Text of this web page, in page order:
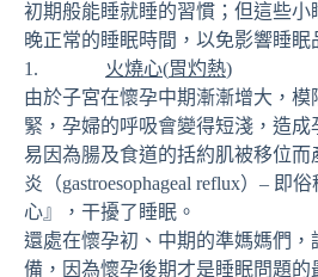
初期般能睡就睡的習慣；但這些小
晚正常的睡眠時間，以免影響睡眠
1.
火燒心(胃灼熱)
由於子宮在懷孕中期漸漸增大，模
緊，孕婦的呼吸會變得短淺，造成
易因為腸及食道的括約肌被移位而
炎（gastroesophageal reflux）– 即
心』，干擾了睡眠。
還處在懷孕初、中期的準媽媽們，
備，因為懷孕後期才是睡眠問題的